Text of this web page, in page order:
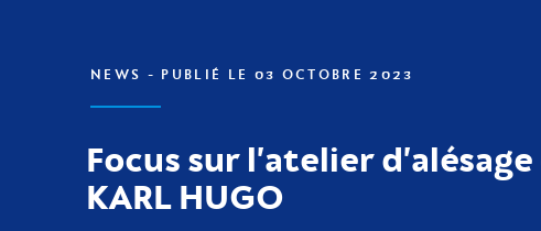
NEWS - PUBLIÉ LE 03 OCTOBRE 2023
Focus sur l’atelier
KARL HUGO